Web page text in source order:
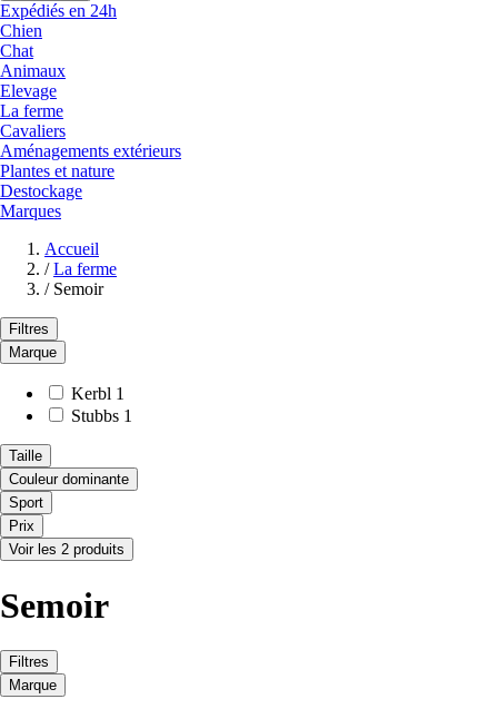
Expédiés en 24h
Chien
Chat
Animaux
Elevage
La ferme
Cavaliers
Aménagements extérieurs
Plantes et nature
Destockage
Marques
Accueil
/ La ferme
/ Semoir
Filtres
Marque
Kerbl 1
Stubbs 1
Taille
Couleur dominante
Sport
Prix
Voir les 2 produits
Semoir
Filtres
Marque